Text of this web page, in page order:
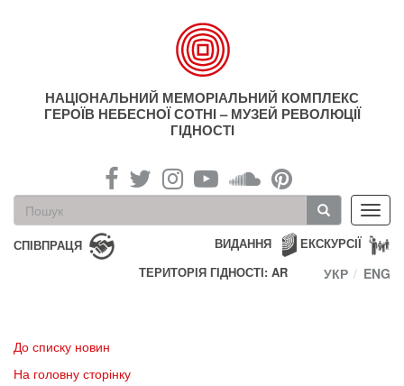
НАЦІОНАЛЬНИЙ МЕМОРІАЛЬНИЙ КОМПЛЕКС
ГЕРОЇВ НЕБЕСНОЇ СОТНІ – МУЗЕЙ РЕВОЛЮЦІЇ
ГІДНОСТІ
Пошукова
форма
Пошук
СПІВПРАЦЯ ЕКСКУРСІЇ
ВИДАННЯ
ТЕРИТОРІЯ ГІДНОСТІ: AR
УКР ENG
До списку новин
На головну сторінку